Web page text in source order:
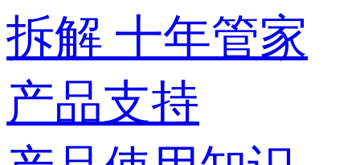
拆解 十年管家
产品支持